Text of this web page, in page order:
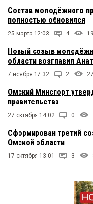
Состав молодёжного
полностью обновился
25 марта 12:03 4
Новый созыв
области возглавил
7 ноября 17:32 2
Омский Минспорт
правительства
27 октября 14:02 0
Сформирован третий
Омской области
17 октября 13:01 3